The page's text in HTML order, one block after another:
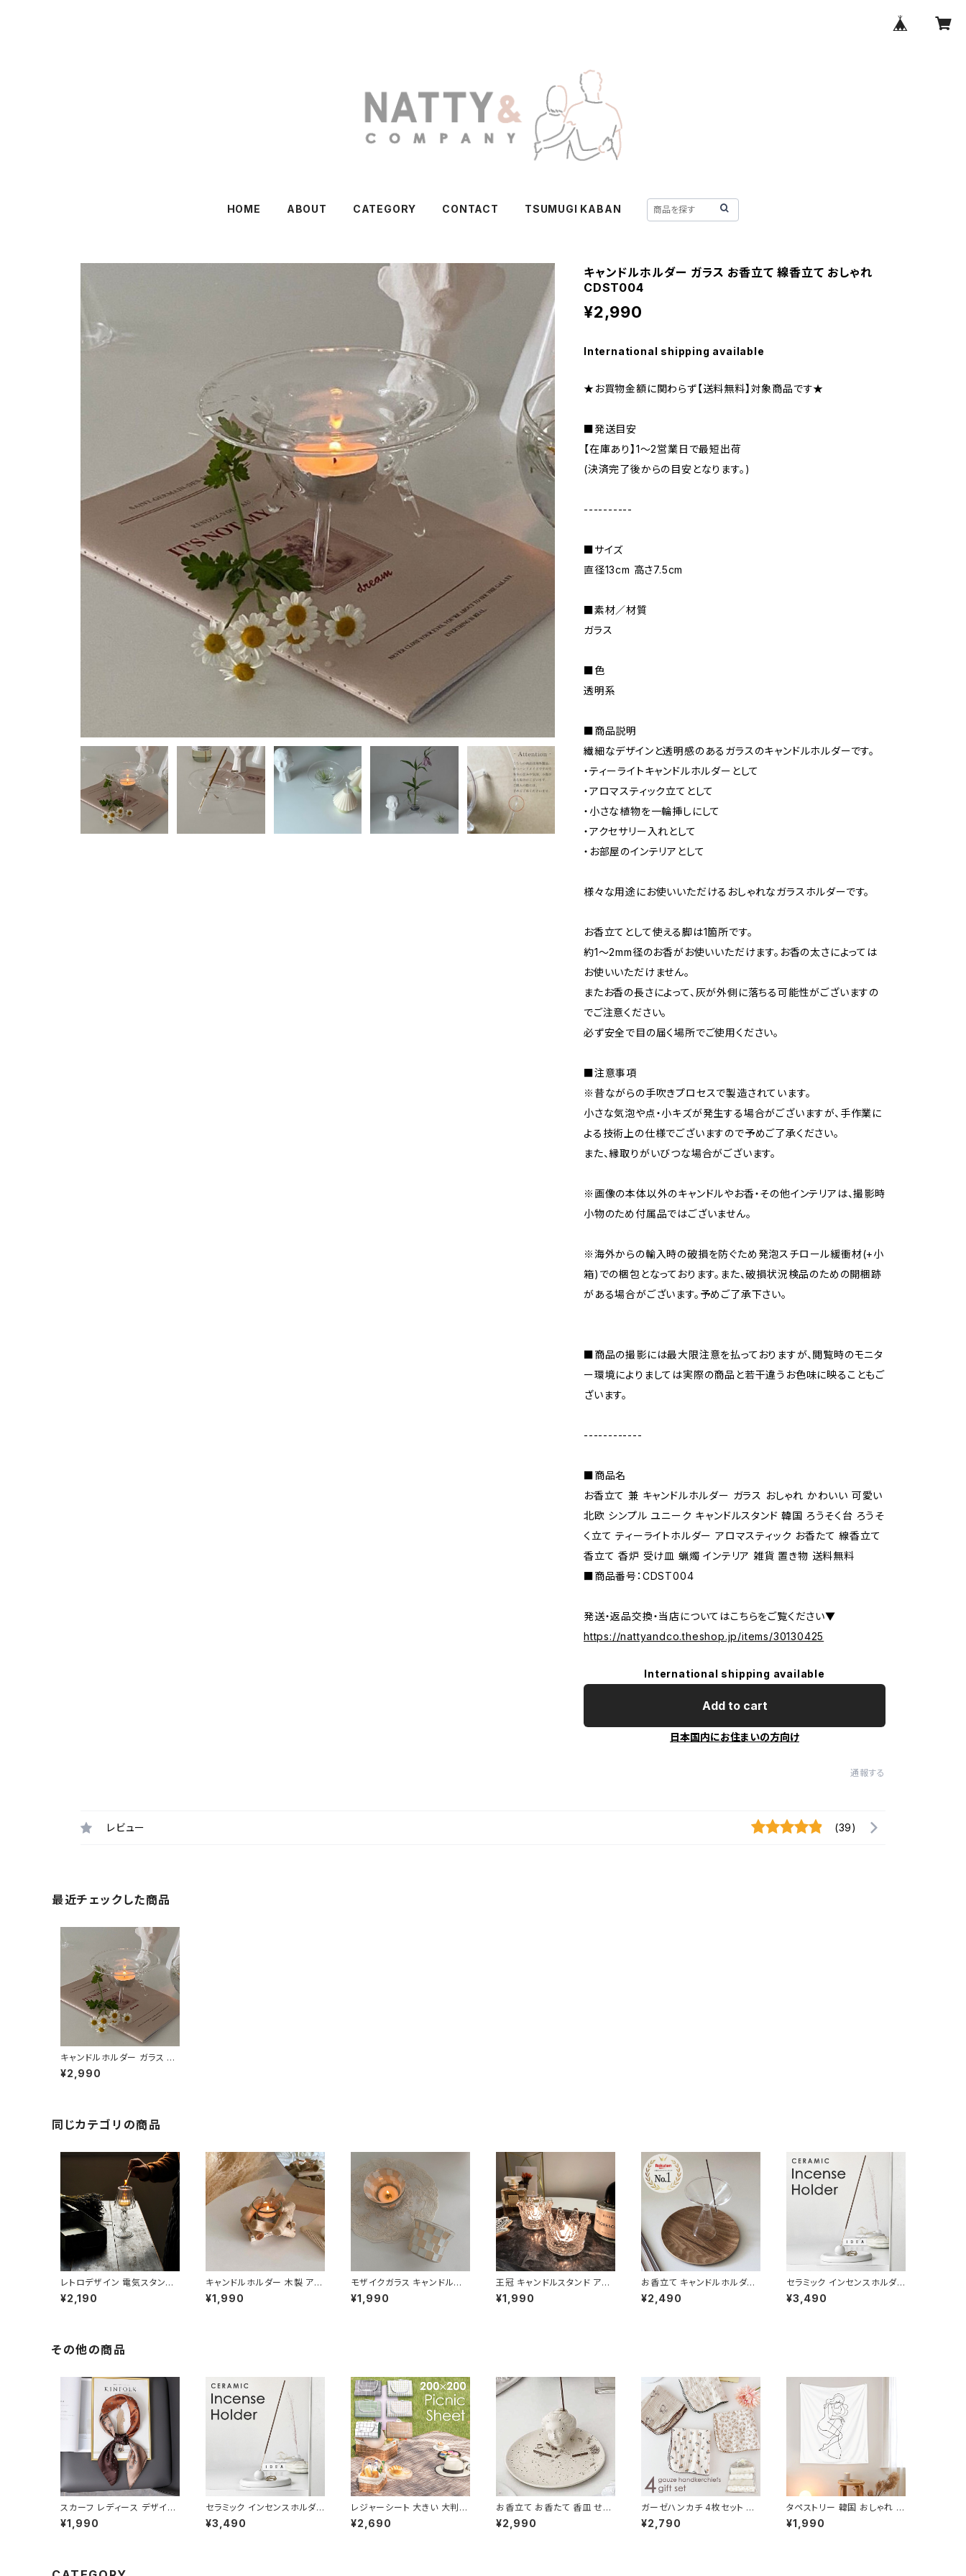
HOME ABOUT CATEGORY CONTACT TSUMUGI KABAN
キャンドルホルダー ガラス お香立て 線香立て おしゃれ
CDST004
¥2,990
International shipping available
★お買物金額に関わらず【送料無料】対象商品です★
■発送目安
【在庫あり】1〜2営業日で最短出荷
(決済完了後からの目安となります。)
----------
■サイズ
直径13cm 高さ7.5cm
■素材／材質
ガラス
■色
透明系
■商品説明
繊細なデザインと透明感のあるガラスのキャンドルホルダーです。
・ティーライトキャンドルホルダーとして
・アロマスティック立てとして
・小さな植物を一輪挿しにして
・アクセサリー入れとして
・お部屋のインテリアとして
様々な用途にお使いいただけるおしゃれなガラスホルダーです。
お香立てとして使える脚は1箇所です。
約1〜2mm径のお香がお使いいただけます。お香の太さによっては
お使いいただけません。
またお香の長さによって、灰が外側に落ちる可能性がございますの
でご注意ください。
必ず安全で目の届く場所でご使用ください。
■注意事項
※昔ながらの手吹きプロセスで製造されています。
小さな気泡や点・小キズが発生する場合がございますが、手作業に
よる技術上の仕様でございますので予めご了承ください。
また、縁取りがいびつな場合がございます。
※画像の本体以外のキャンドルやお香・その他インテリアは、撮影時
小物のため付属品ではございません。
※海外からの輸入時の破損を防ぐため発泡スチロール緩衝材(+小
箱)での梱包となっております。また、破損状況検品のための開梱跡
がある場合がございます。予めご了承下さい。
■商品の撮影には最大限注意を払っておりますが、閲覧時のモニタ
ー環境によりましては実際の商品と若干違うお色味に映ることもご
ざいます。
------------
■商品名
お香立て 兼 キャンドルホルダー ガラス おしゃれ かわいい 可愛い
北欧 シンプル ユニーク キャンドルスタンド 韓国 ろうそく台 ろうそ
く立て ティーライトホルダー アロマスティック お香たて 線香立て
香立て 香炉 受け皿 蝋燭 インテリア 雑貨 置き物 送料無料
■商品番号：CDST004
発送・返品交換・当店についてはこちらをご覧ください▼
https://nattyandco.theshop.jp/items/30130425
International shipping available
Add to cart
日本国内にお住まいの方向け
通報する
レビュー (39)
最近チェックした商品
キャンドルホルダー ガラス お
香立て 線香立て おしゃれ CD
ST004
¥2,990
同じカテゴリの商品
レトロデザイン 電気スタンド
風 ガラス キャンドルスタンド
CDST001
¥2,190
キャンドルホルダー 木製 アン
ティーク キャンドルスタンド
北欧 CDST005
¥1,990
モザイクガラス キャンドルホ
ルダー アート ホワイト ピンク
CDST003
¥1,990
王冠 キャンドルスタンド アク
セサリーホルダー 北欧デザイ
ン CDST002
¥1,990
お香立て キャンドルホルダー
ガラス 北欧 おしゃれ かわい
い CDST006
¥2,490
セラミック インセンスホルダ
ー お香立て 陶器 ホワイト IN
HL003-WH
¥3,490
その他の商品
スカーフ レディース デザイン
プリント 正方形 70x70cm
大判 おしゃれ シルク調 細番
制服 かわいい 韓国スタイル
¥1,990
セラミック インセンスホルダ
ー お香立て 陶器 ホワイト IN
HL003-WH
¥3,490
レジャーシート 大きい 大判
広い 防水 おしゃれ ピクニック
PCST001-200200
¥2,690
お香立て お香たて 香皿 せん
こうたて お線香立て 陶器 陶
磁器 CDST007
¥2,990
ガーゼハンカチ 4枚セット 綿1
00% ハンカチ レディース 女
の子 HNKC002-4SET-B
¥2,790
タペストリー 韓国 おしゃれ シ
ンプル 可愛い 壁掛け 大判 北
欧 TPST002
¥1,990